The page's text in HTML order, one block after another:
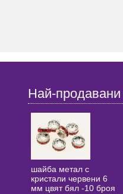
Най-продавани
шайба метал с
кристали червени 6
мм цвят бял -10 броя